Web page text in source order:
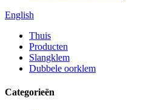
English
Thuis
Producten
Slangklem
Dubbele oorklem
Categorieën